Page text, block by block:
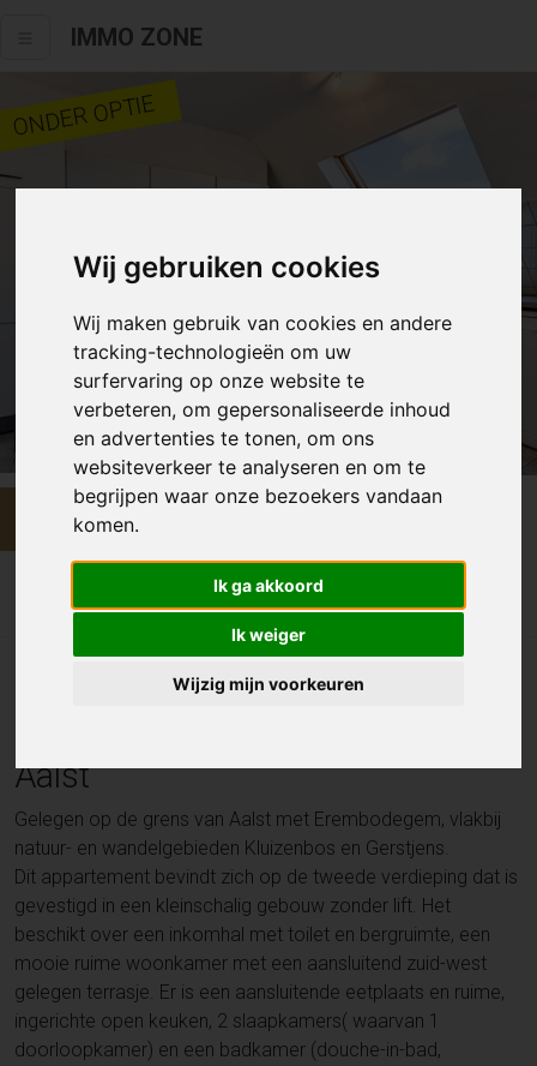
Wij gebruiken cookies
Wij maken gebruik van cookies en andere
tracking-technologieën om uw
surfervaring op onze website te
verbeteren, om gepersonaliseerde inhoud
en advertenties te tonen, om ons
websiteverkeer te analyseren en om te
begrijpen waar onze bezoekers vandaan
komen.
Ik ga akkoord
Ik weiger
Wijzig mijn voorkeuren
IMMO ZONE
ONDER OPTIE
Alle fotos
Appartement
Ouden Aardeweg 20 5, AALST
€ 179 000
Energievriendelijk
Aalst
Gelegen op de grens van Aalst met Erembodegem, vlakbij
natuur- en wandelgebieden Kluizenbos en Gerstjens.
Dit appartement bevindt zich op de tweede verdieping dat is
gevestigd in een kleinschalig gebouw zonder lift. Het
beschikt over een inkomhal met toilet en bergruimte, een
mooie ruime woonkamer met een aansluitend zuid-west
gelegen terrasje. Er is een aansluitende eetplaats en ruime,
ingerichte open keuken, 2 slaapkamers( waarvan 1
doorloopkamer) en een badkamer (douche-in-bad,